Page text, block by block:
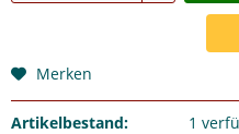
Merken
Artikelbestand: 1